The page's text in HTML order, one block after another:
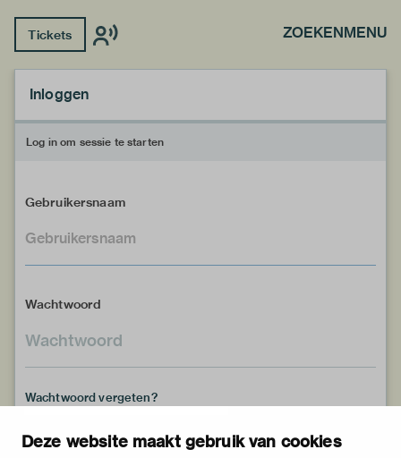
Deze website maakt gebruik van cookies
Tickets ZOEKENMENU
Inloggen
Log in om sessie te starten
Gebruikersnaam
Wachtwoord
Wachtwoord vergeten?